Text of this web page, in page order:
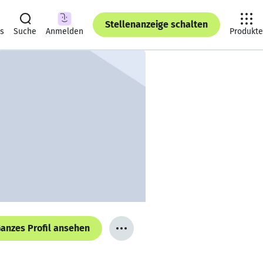
Suche Anmelden
Stellenanzeige schalten
Produkte
Profil ansehen